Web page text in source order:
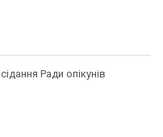
Ради опікунів